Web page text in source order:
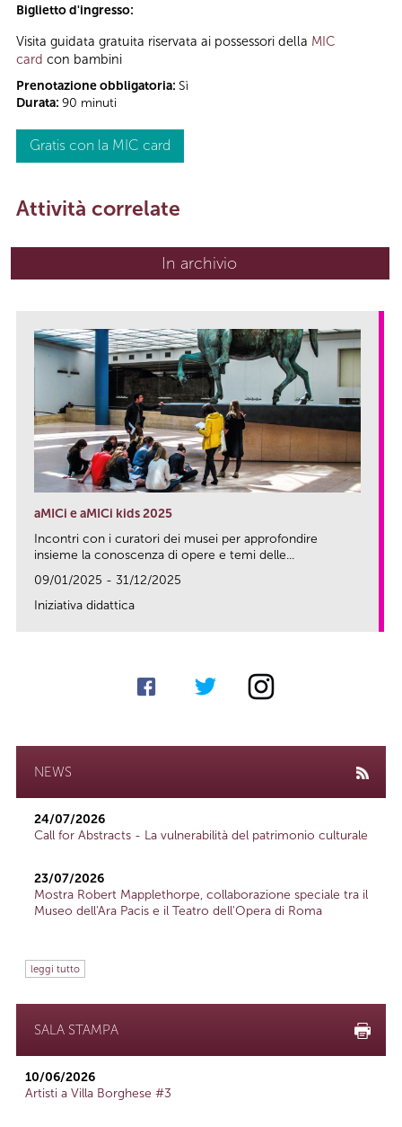
Biglietto d'ingresso:
Visita guidata gratuita riservata ai possessori della MIC
card con bambini
Prenotazione obbligatoria: Sì
Durata: 90 minuti
Gratis con la MIC card
Attività correlate
In archivio
aMICi e aMICi kids 2025
Incontri con i curatori dei musei per approfondire
insieme la conoscenza di opere e temi delle...
09/01/2025 - 31/12/2025
Iniziativa didattica
NEWS
24/07/2026
Call for Abstracts - La vulnerabilità del patrimonio culturale
23/07/2026
Mostra Robert Mapplethorpe, collaborazione speciale tra il
Museo dell'Ara Pacis e il Teatro dell'Opera di Roma
leggi tutto
SALA STAMPA
10/06/2026
Artisti a Villa Borghese #3